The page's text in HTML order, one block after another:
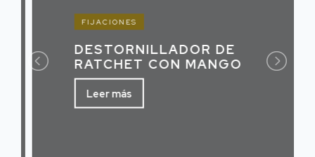
FIJACIONES
DESTORNILLADOR DE
RATCHET CON MANGO
Leer más